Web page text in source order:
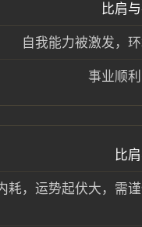
比肩
自我能力被激发，
事业顺
比
耗，运势起伏大，需